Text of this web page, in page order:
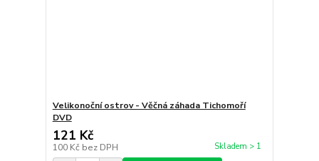
Velikonoční ostrov - Věčná záhada Tichomoří
DVD
121 Kč
100 Kč bez DPH Skladem > 1